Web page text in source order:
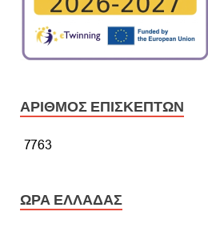
ΑΡΙΘΜΌΣ ΕΠΙΣΚΕΠΤΏΝ
ΏΡΑ ΕΛΛΆΔΑΣ